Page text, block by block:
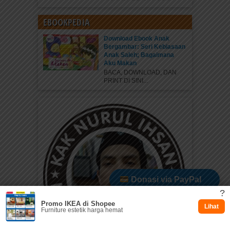
EBOOKPEDIA
Download Ebook Anak
Bergambar: Seri Kebiasaan
Anak Saleh; Bagaimana
Aku Makan
BACA, DOWNLOAD, DAN
PRINT DI SINI...
Donasi via PayPal
Dukung via Kitabisa
?
Promo IKEA di Shopee
Furniture estetik harga hemat Lihat